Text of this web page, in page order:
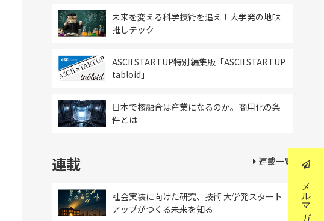
未来を変える科学技術を追え！大学発の地味
推しテック
ASCII STARTUP特別編集版「ASCII STARTUP
tabloid」
日本で核融合は産業になるのか。商用化の条
件とは
連載
社会実装に向けた研究、技術 大学発スタート
アップがつくる未来を知る
連載一覧